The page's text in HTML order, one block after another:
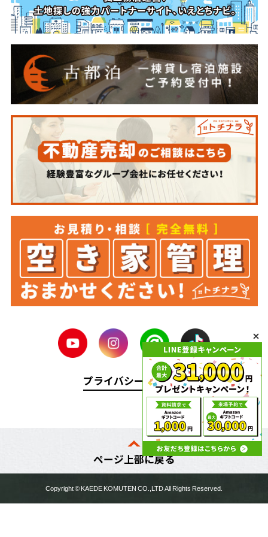
プライバシーポリシー
ページ上部に戻る
Copyright ©KAEDE KOMUTENCO.,LTD All Rights Reserved.